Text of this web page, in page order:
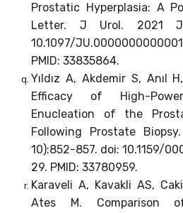
Prostatic Hyperplasia: A
Letter. J Urol. 2021
10.1097/
PMID: 33835864.
Yıldız A, Akdemir S, Anıl
Efficacy of High-
Enucleation of the
Following Prostate
10):852-857. doi: 10.1159/
29. PMID: 33780959.
Karaveli A, Kavakli AS,
Ates M. Comparison